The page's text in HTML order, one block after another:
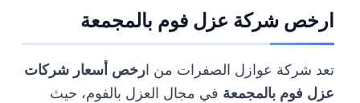
ارخص شركة عزل فوم بالمجمعة
تعد شركة عوازل الصفرات من ارخص أسعار شركات
عزل فوم بالمجمعة في مجال العزل بالفوم، حيث